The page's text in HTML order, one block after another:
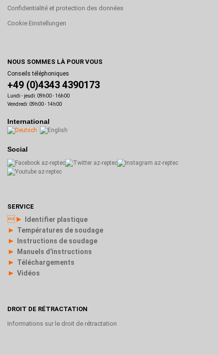
Confidentialité et protection des données
Cookie Einstellungen
NOUS SOMMES LÀ POUR VOUS
Conseils téléphoniques
+49 (0)4343 4390173
Lundi - jeudi: 09h00 - 16h00
Vendredi: 09h00 - 14h00
International
Social
SERVICE
► Identifier plastique
► Températures de soudage
► Instructions de soudage
► Manuels d'instructions
► Téléchargements
► Vidéos
DROIT DE RÉTRACTATION
Informations sur le droit de rétractation